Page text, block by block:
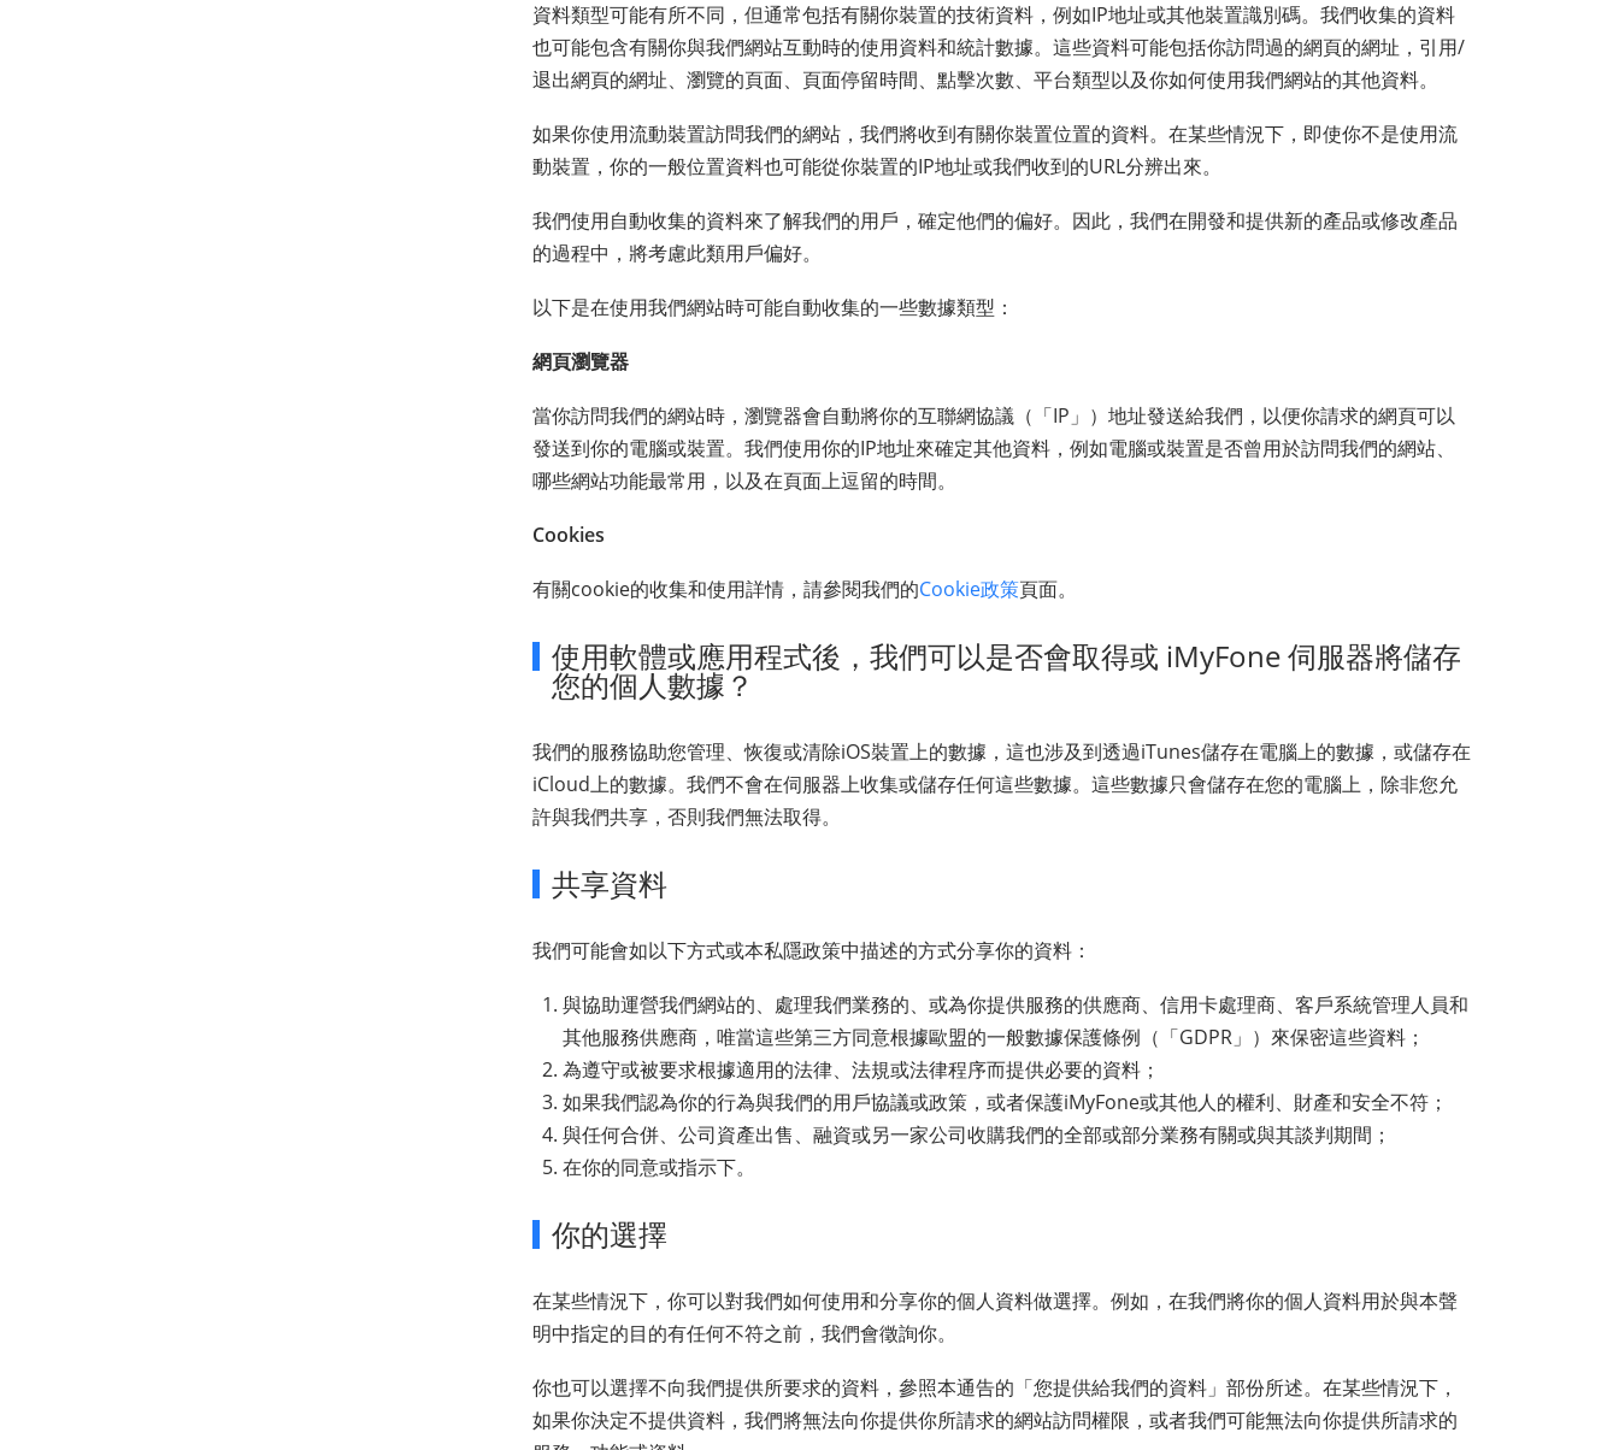
資料類型可能有所不同，但通常包括有關你裝置的技術資料，例如IP地址或其他裝置識別碼。我們收集的資料
也可能包含有關你與我們網站互動時的使用資料和統計數據。這些資料可能包括你訪問過的網頁的網址，引用/
退出網頁的網址、瀏覽的頁面、頁面停留時間、點擊次數、平台類型以及你如何使用我們網站的其他資料。
如果你使用流動裝置訪問我們的網站，我們將收到有關你裝置位置的資料。在某些情況下，即使你不是使用流
動裝置，你的一般位置資料也可能從你裝置的IP地址或我們收到的URL分辨出來。
我們使用自動收集的資料來了解我們的用戶，確定他們的偏好。因此，我們在開發和提供新的產品或修改產品
的過程中，將考慮此類用戶偏好。
以下是在使用我們網站時可能自動收集的一些數據類型：
網頁瀏覽器
當你訪問我們的網站時，瀏覽器會自動將你的互聯網協議（「IP」）地址發送給我們，以便你請求的網頁可以
發送到你的電腦或裝置。我們使用你的IP地址來確定其他資料，例如電腦或裝置是否曾用於訪問我們的網站、
哪些網站功能最常用，以及在頁面上逗留的時間。
Cookies
有關cookie的收集和使用詳情，請參閱我們的Cookie政策頁面。
使用軟體或應用程式後，我們可以是否會取得或 iMyFone 伺服器將儲存
您的個人數據？
我們的服務協助您管理、恢復或清除iOS裝置上的數據，這也涉及到透過iTunes儲存在電腦上的數據，或儲存在
iCloud上的數據。我們不會在伺服器上收集或儲存任何這些數據。這些數據只會儲存在您的電腦上，除非您允
許與我們共享，否則我們無法取得。
共享資料
我們可能會如以下方式或本私隱政策中描述的方式分享你的資料：
與協助運營我們網站的、處理我們業務的、或為你提供服務的供應商、信用卡處理商、客戶系統管理人員和
其他服務供應商，唯當這些第三方同意根據歐盟的一般數據保護條例（「GDPR」）來保密這些資料；
為遵守或被要求根據適用的法律、法規或法律程序而提供必要的資料；
如果我們認為你的行為與我們的用戶協議或政策，或者保護iMyFone或其他人的權利、財產和安全不符；
與任何合併、公司資產出售、融資或另一家公司收購我們的全部或部分業務有關或與其談判期間；
在你的同意或指示下。
你的選擇
在某些情況下，你可以對我們如何使用和分享你的個人資料做選擇。例如，在我們將你的個人資料用於與本聲
明中指定的目的有任何不符之前，我們會徵詢你。
你也可以選擇不向我們提供所要求的資料，參照本通告的「您提供給我們的資料」部份所述。在某些情況下，
如果你決定不提供資料，我們將無法向你提供你所請求的網站訪問權限，或者我們可能無法向你提供所請求的